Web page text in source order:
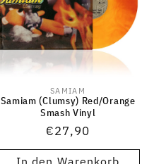
Anbieter:
SAMIAM
Samiam (Clumsy) Red/Orange
Smash Vinyl
Normaler
Preis
€27,90